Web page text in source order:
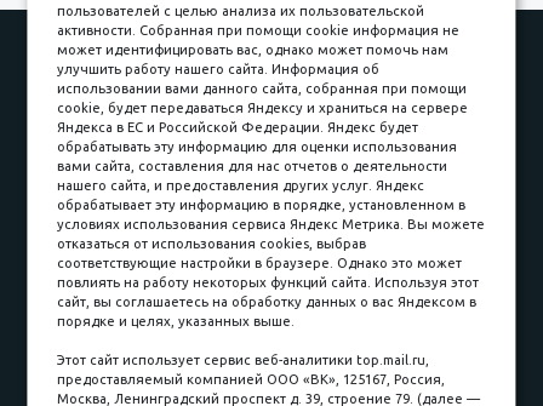
Наши работы
Оплата
Доставка и сборка
Гарантии
Карьера в компании
Контакты
Принимаем к оплате
Наличные
пл. Соляная, 6, стр. 16
8 (3822) 60-70-30
пользователей с целью анализа их пользовательской
активности. Собранная при помощи cookie информация не
может идентифицировать вас, однако может помочь нам
улучшить работу нашего сайта. Информация об
использовании вами данного сайта, собранная при помощи
cookie, будет передаваться Яндексу и храниться на сервере
Яндекса в ЕС и Российской Федерации. Яндекс будет
обрабатывать эту информацию для оценки использования
вами сайта, составления для нас отчетов о деятельности
нашего сайта, и предоставления других услуг. Яндекс
обрабатывает эту информацию в порядке, установленном в
условиях использования сервиса Яндекс Метрика. Вы можете
отказаться от использования cookies, выбрав
соответствующие настройки в браузере. Однако это может
повлиять на работу некоторых функций сайта. Используя этот
сайт, вы соглашаетесь на обработку данных о вас Яндексом в
порядке и целях, указанных выше.
Этот сайт использует сервис веб-аналитики top.mail.ru,
предоставляемый компанией ООО «ВК», 125167, Россия,
Москва, Ленинградский проспект д. 39, строение 79. (далее —